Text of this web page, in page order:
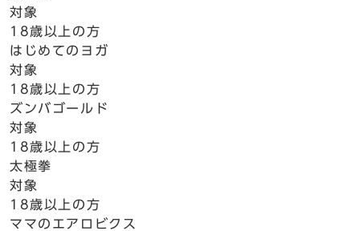
対象
18歳以上の方
はじめてのヨガ
対象
18歳以上の方
ズンバゴールド
対象
18歳以上の方
太極拳
対象
18歳以上の方
ママのエアロビクス